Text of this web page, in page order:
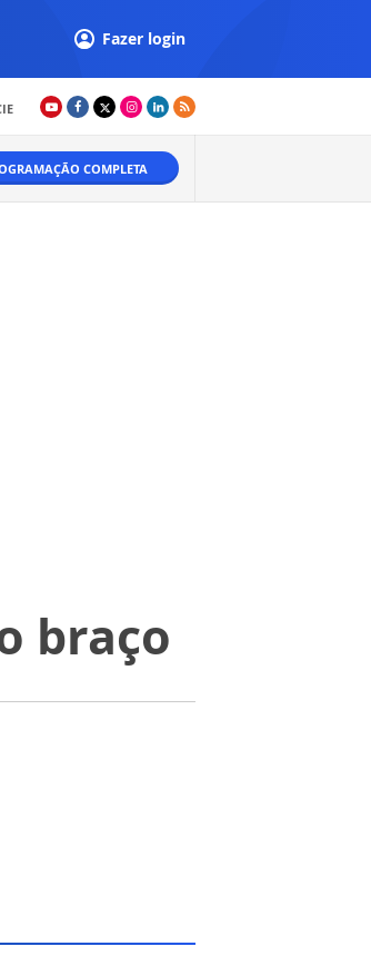
Fazer login
COMPLETA
braço